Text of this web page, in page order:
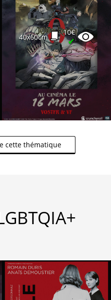
40x60cm
10€
✔
cette thématique